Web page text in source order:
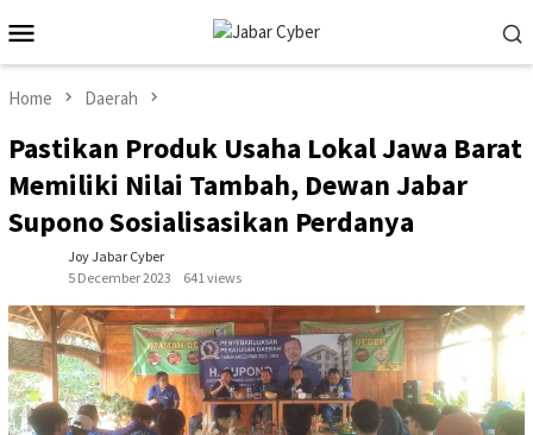
to
contentMenu
Home Daerah
Pastikan Produk Usaha Lokal Jawa Barat
Memiliki Nilai Tambah, Dewan Jabar
Supono Sosialisasikan Perdanya
Joy Jabar Cyber
5 December 2023
641 views